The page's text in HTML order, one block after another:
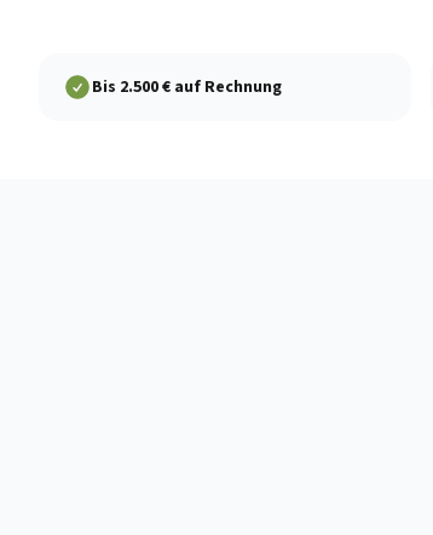
Bis 2.500 € auf Rechnung